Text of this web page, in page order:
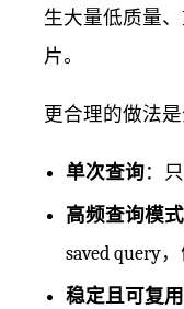
生大量低质量
片。
更合理的做法是
单次查询：
高频查询模式
saved query
稳定且可复